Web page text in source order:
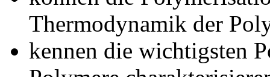
Thermodynamik der
kennen die wichtigsten